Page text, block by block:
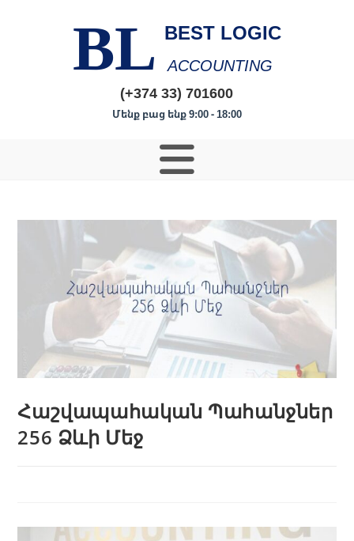
BL BEST LOGIC
ACCOUNTING
(+374 33) 701600
Մենք բաց ենք 9:00 - 18:00
Հաշվապահական Պահանջներ
256 Ձևի Մեջ